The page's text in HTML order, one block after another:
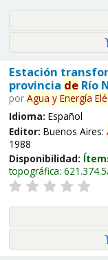
Estación
provincia deRío
por Agua y Energía
Idioma: Español
Editor: Buenos Aires:
1988
Disponibilidad:
topográfica: